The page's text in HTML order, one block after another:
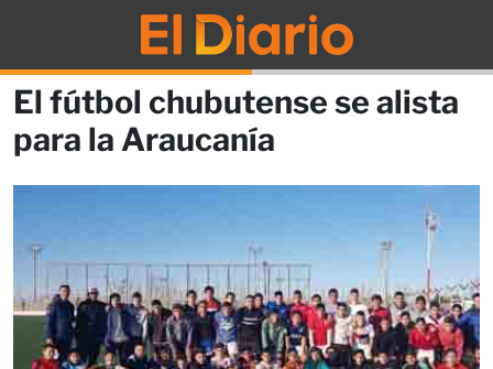
El fútbol chubutense se alista
para la Araucanía